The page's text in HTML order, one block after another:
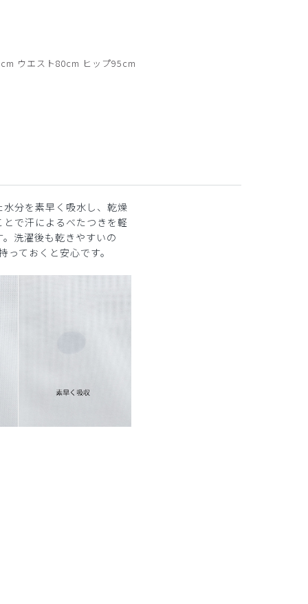
ウエスト80cm ヒップ95cm
水分を素早く吸水し、乾燥
とで汗によるべたつきを軽
。洗濯後も乾きやすいの
っておくと安心です。